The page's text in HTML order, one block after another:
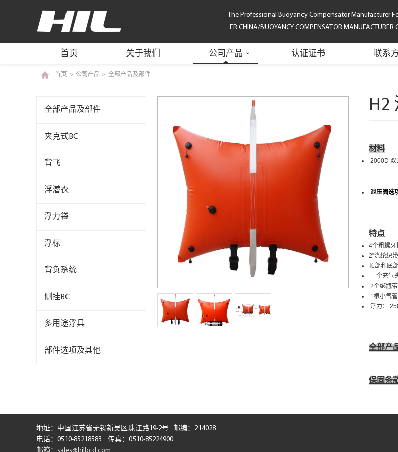
The Professional Buoyancy Compensator Manufacturer
BC/BCD MANUFACTURER CHINA/BUOYANCY COMPENSATOR MANUFACTURER
首页 关于我们 公司产品 认证证书 联系
首页 > 公司产品 > 全部产品及部件
全部产品及部件
夹克式BC
背飞
浮潜衣
浮力袋
浮标
背负系统
侧挂BC
多用途浮具
部件选项及其他
H2
材料
2000D 双
泄压阀选
特点
4个粗螺牙
2”涤纶织
顶部和底
一个充气
2个绑瓶带
1根小气管
浮力：
全部产
保固条
地址：中国江苏省无锡新吴区珠江路19-2号 邮编：214028
电话：0510-85218583 传真：0510-85224900